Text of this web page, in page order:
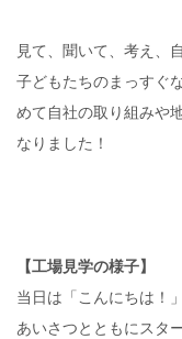
見て、聞いて、考え、
子どもたちのまっすぐ
めて自社の取り組みや
なりました！
【工場見学の様子】
当日は「こんにちは！
あいさつとともにスタ